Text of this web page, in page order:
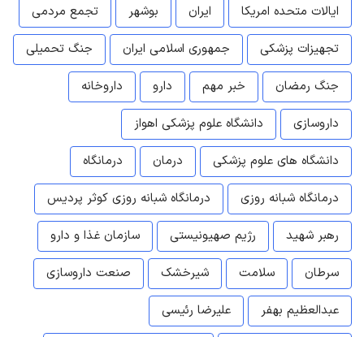
ایالات متحده امریکا
ایران بوشهر
تجمع مردمی
تجهیزات پزشکی
جمهوری اسلامی ایران
جنگ تحمیلی
جنگ رمضان
خبر مهم دارو
داروخانه
داروسازی
دانشگاه علوم پزشکی اهواز
دانشگاه های علوم پزشکی
درمان
درمانگاه
درمانگاه شبانه روزی
درمانگاه شبانه روزی کوثر پردیس
رهبر شهید
رژیم صهیونیستی
سازمان غذا و دارو
سرطان
سلامت شیرخشک
صنعت داروسازی
عبدالعظیم بهفر
علیرضا رئیسی